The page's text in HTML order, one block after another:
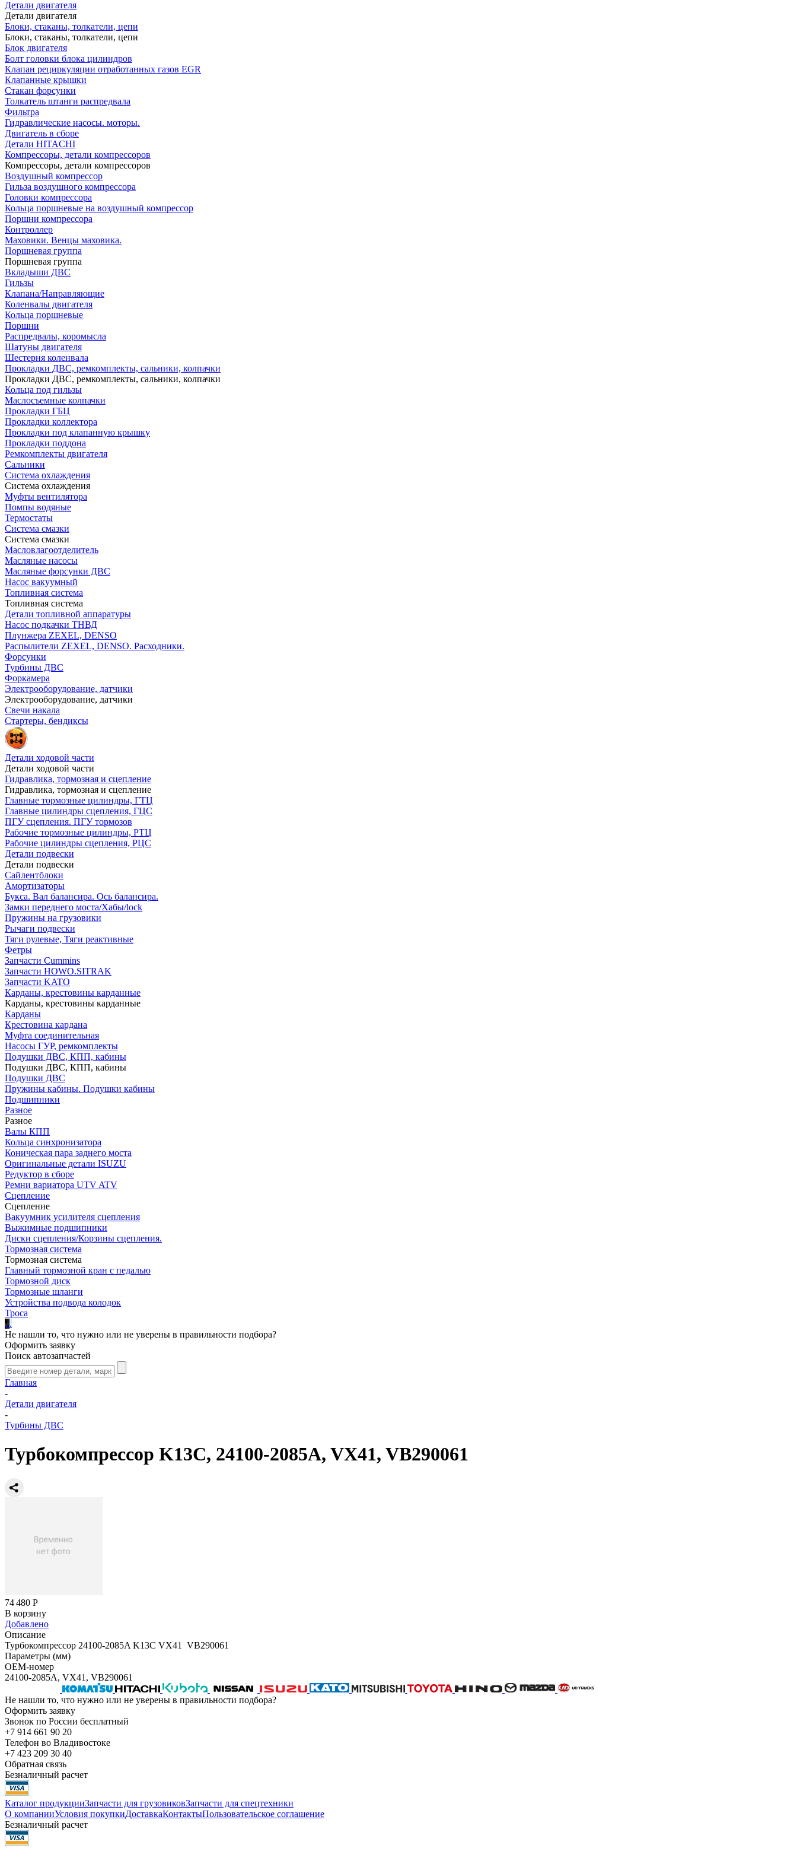
Детали двигателя
Детали двигателя
Блоки, стаканы, толкатели, цепи
Блоки, стаканы, толкатели, цепи
Блок двигателя
Болт головки блока цилиндров
Клапан рециркуляции отработанных газов EGR
Клапанные крышки
Стакан форсунки
Толкатель штанги распредвала
Фильтра
Гидравлические насосы. моторы.
Двигатель в сборе
Детали HITACHI
Компрессоры, детали компрессоров
Компрессоры, детали компрессоров
Воздушный компрессор
Гильза воздушного компрессора
Головки компрессора
Кольца поршневые на воздушный компрессор
Поршни компрессора
Контроллер
Маховики. Венцы маховика.
Поршневая группа
Поршневая группа
Вкладыши ДВС
Гильзы
Клапана/Направляющие
Коленвалы двигателя
Кольца поршневые
Поршни
Распредвалы, коромысла
Шатуны двигателя
Шестерня коленвала
Прокладки ДВС, ремкомплекты, сальники, колпачки
Прокладки ДВС, ремкомплекты, сальники, колпачки
Кольца под гильзы
Маслосъемные колпачки
Прокладки ГБЦ
Прокладки коллектора
Прокладки под клапанную крышку
Прокладки поддона
Ремкомплекты двигателя
Сальники
Система охлаждения
Система охлаждения
Муфты вентилятора
Помпы водяные
Термостаты
Система смазки
Система смазки
Масловлагоотделитель
Масляные насосы
Масляные форсунки ДВС
Насос вакуумный
Топливная система
Топливная система
Детали топливной аппаратуры
Насос подкачки ТНВД
Плунжера ZEXEL, DENSO
Распылители ZEXEL, DENSO. Расходники.
Форсунки
Турбины ДВС
Форкамера
Электрооборудование, датчики
Электрооборудование, датчики
Свечи накала
Стартеры, бендиксы
Детали ходовой части
Детали ходовой части
Гидравлика, тормозная и сцепление
Гидравлика, тормозная и сцепление
Главные тормозные цилиндры, ГТЦ
Главные цилиндры сцепления, ГЦС
ПГУ сцепления. ПГУ тормозов
Рабочие тормозные цилиндры, РТЦ
Рабочие цилиндры сцепления, РЦС
Детали подвески
Детали подвески
Cайлентблоки
Амортизаторы
Букса. Вал балансира. Ось балансира.
Замки переднего моста/Хабы/lock
Пружины на грузовики
Рычаги подвески
Тяги рулевые, Тяги реактивные
Фетры
Запчасти Cummins
Запчасти HOWO.SITRAK
Запчасти KATO
Карданы, крестовины карданные
Карданы, крестовины карданные
Карданы
Крестовина кардана
Муфта соединительная
Насосы ГУР, ремкомплекты
Подушки ДВС, КПП, кабины
Подушки ДВС, КПП, кабины
Подушки ДВС
Пружины кабины. Подушки кабины
Подшипники
Разное
Разное
Валы КПП
Кольца синхронизатора
Коническая пара заднего моста
Оригинальные детали ISUZU
Редуктор в сборе
Ремни вариатора UTV ATV
Сцепление
Сцепление
Вакуумник усилителя сцепления
Выжимные подшипники
Диски сцепления/Корзины сцепления.
Тормозная система
Тормозная система
Главный тормозной кран с педалью
Тормозной диск
Тормозные шланги
Устройства подвода колодок
Троса
...
Не нашли то, что нужно или не уверены в правильности подбора?
Оформить заявку
Поиск автозапчастей
Главная
-
Детали двигателя
-
Турбины ДВС
Турбокомпрессор K13C, 24100-2085A, VX41, VB290061
74 480 Р
В корзину
Добавлено
Описание
Турбокомпрессор 24100-2085A K13C VX41 VB290061
Параметры (мм)
OEM-номер
24100-2085A, VX41, VB290061
Не нашли то, что нужно или не уверены в правильности подбора?
Оформить заявку
Звонок по России бесплатный
+7 914 661 90 20
Телефон во Владивостоке
+7 423 209 30 40
Обратная связь
Безналичный расчет
Каталог продукцииЗапчасти для грузовиковЗапчасти для спецтехники
О компанииУсловия покупкиДоставкаКонтактыПользовательское соглашение
Безналичный расчет